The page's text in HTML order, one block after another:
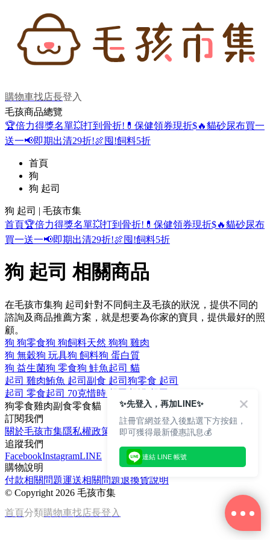
購物車找店長登入
毛孩商品總覽
🏆倍力得獎名單💥打到骨折! 💊保健領券現折$🔥貓砂尿布買一
送一📢即期出清29折!🍖囤!飼料5折
首頁
狗
狗 起司
狗 起司 | 毛孩市集
首頁🏆倍力得獎名單💥打到骨折! 💊保健領券現折$🔥貓砂尿布
買一送一📢即期出清29折!🍖囤!飼料5折
狗 起司 相關商品
在毛孩市集狗 起司針對不同飼主及毛孩的狀況，提供不同的
諮詢及商品推薦方案，就是想要為你家的寶貝，提供最好的照
顧。
狗 狗零食狗 狗飼料天然 狗狗 雞肉
狗 無穀狗 玩具狗 飼料狗 蛋白質
狗 益生菌狗 零食狗 鮭魚起司 貓
起司 雞肉鮪魚 起司 副食 起司 狗零食 起司
起司 零食起司 70克惜時 起司
狗零食雞肉副食零食貓
訂閱我們
關於毛孩市集隱私權政策
文章
追蹤我們
FacebookInstagramLINE
購物說明
付款相關問題運送相關問題退換貨說明
© Copyright 2026 毛孩市集
首頁分類購物車找店長登入
✨先登入，再加LINE✨
註冊官網並登入後點選下方按鈕，
即可獲得最新優惠訊息💰
連結 LINE 帳號